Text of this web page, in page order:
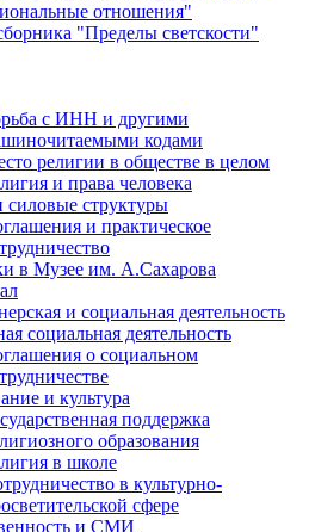
отношения"
"Пределы светскости"
с ИНН и другими
кодами
религии в обществе в целом
и права человека
структуры
и практическое
в Музее им. А.Сахарова
и социальная деятельность
социальная деятельность
о социальном
и культура
поддержка
образования
в школе
в культурно-
сфере
и СМИ